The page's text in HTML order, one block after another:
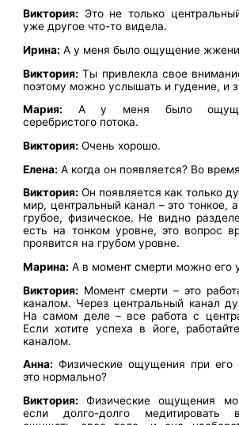
Виктория: Это не только
уже другое что-то видела.
Ирина: А у меня было ощущение
Виктория: Ты привлекла свое
поэтому можно услышать и гудение, и
Мария: А у меня было
серебристого потока.
Виктория: Очень хорошо.
Елена: А когда он появляется? Во
Виктория: Он появляется как только
мир, центральный канал – это тонкое,
грубое, физическое. Не видно
есть на тонком уровне, это вопрос
проявится на грубом уровне.
Марина: А в момент смерти можно его
Виктория: Момент смерти – это
каналом. Через центральный канал
На самом деле – все работа с
Если хотите успеха в йоге,
каналом.
Анна: Физические ощущения при его
это нормально?
Виктория: Физические ощущения
если долго-долго медитировать